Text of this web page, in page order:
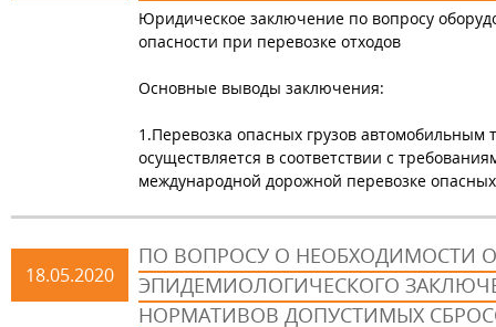
Юридическое заключение по вопросу
опасности при перевозке отходов
Основные выводы заключения:
1.Перевозка опасных грузов
осуществляется в соответствии с
международной дорожной перевозке
18.05.2020
ПО ВОПРОСУ О НЕОБХОДИМОСТИ
ЭПИДЕМИОЛОГИЧЕСКОГО
НОРМАТИВОВ ДОПУСТИМЫХ